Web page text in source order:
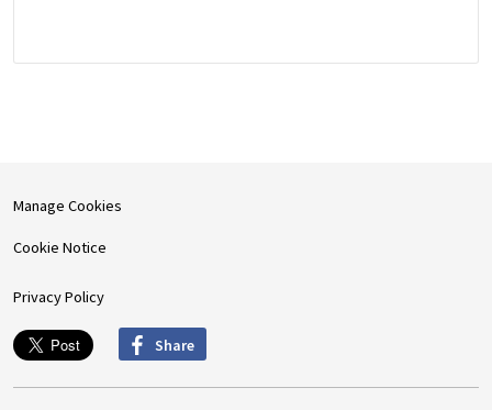
Manage Cookies
Cookie Notice
Privacy Policy
Share